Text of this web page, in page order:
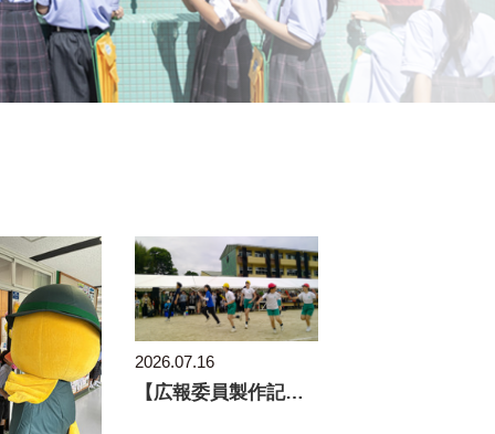
2026.07.16
【広報委員製作記事】全力ダッシュ！運動会を駆け抜け